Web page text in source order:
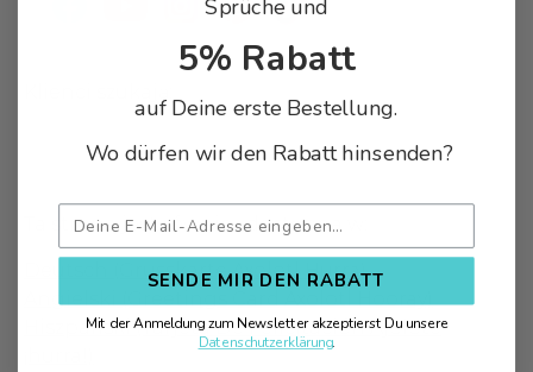
Lurch, Hochzeitskarte, Spaß, Molch, Schwanzlurch,
fröhlich, Einladungskarte, Axolotl, Geburtstagskarte,
Ta strona jest również dostępna w:
Deutsch (Grusskarte Axolotl Hurra)
Angielski (Greetings Card Axolotl Hooray)
Hiszpański (Tarjeta De Felicitación Ajolote
Sprüche und
5% Rabatt
auf Deine erste Bestellung.
Wo dürfen wir den Rabatt hinsenden?
SENDE MIR DEN RABATT
Mit der Anmeldung zum Newsletter akzeptierst Du unsere
Datenschutzerklärung.